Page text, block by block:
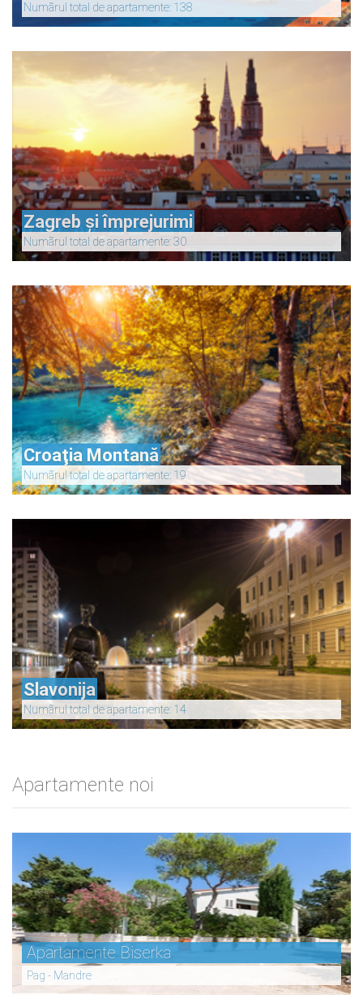
Numãrul total de apartamente: 138
Zagreb și împrejurimi
Numãrul total de apartamente: 30
Croaţia Montană
Numãrul total de apartamente: 19
Slavonija
Numãrul total de apartamente: 14
Apartamente noi
Apartamente Biserka
Pag - Mandre